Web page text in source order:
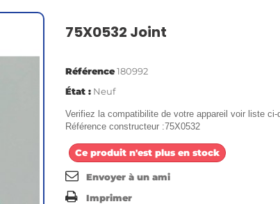
75X0532 Joint
Référence180992
État : Neuf
Verifiez la compatibilite de votre appareil voir liste ci-
Référence constructeur :75X0532
Ce produit n'est plus en stock
Envoyer à un ami
Imprimer